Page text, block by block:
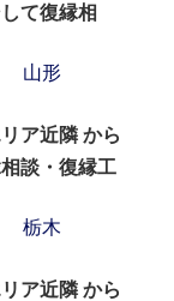
て復縁相
山形
ア近隣 から
談・復縁工
栃木
ア近隣 から